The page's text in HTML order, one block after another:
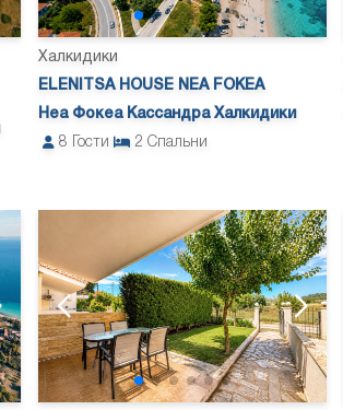
Халкидики
ELENITSA HOUSE NEA FOKEA
Неа Фокеа Кассандра Халкидики
8
Гости 2 Спальни